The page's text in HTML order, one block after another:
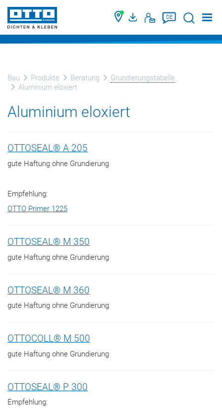
DE Suche
Bau Produkte Beratung
Grundierungstabelle
Aluminium eloxiert
Aluminium eloxiert
OTTOSEAL® A 205
gute Haftung ohne Grundierung
Empfehlung:
OTTO Primer 1225
OTTOSEAL® M 350
gute Haftung ohne Grundierung
OTTOSEAL® M 360
gute Haftung ohne Grundierung
OTTOCOLL® M 500
gute Haftung ohne Grundierung
OTTOSEAL® P 300
Empfehlung: